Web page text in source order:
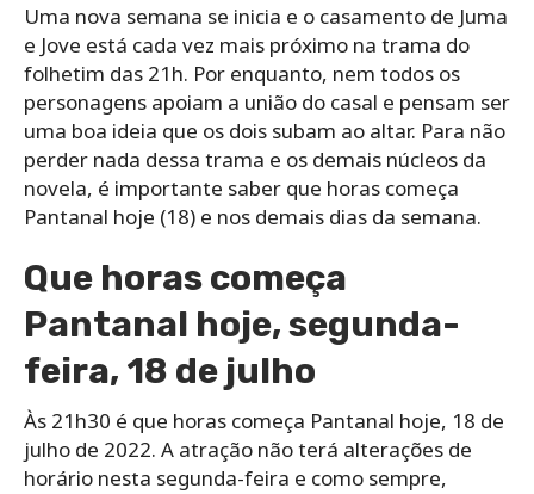
Uma nova semana se inicia e o casamento de Juma
e Jove está cada vez mais próximo na trama do
folhetim das 21h. Por enquanto, nem todos os
personagens apoiam a união do casal e pensam ser
uma boa ideia que os dois subam ao altar. Para não
perder nada dessa trama e os demais núcleos da
novela, é importante saber que horas começa
Pantanal hoje (18) e nos demais dias da semana.
Que horas começa
Pantanal hoje, segunda-
feira, 18 de julho
Às 21h30 é que horas começa Pantanal hoje, 18 de
julho de 2022. A atração não terá alterações de
horário nesta segunda-feira e como sempre,